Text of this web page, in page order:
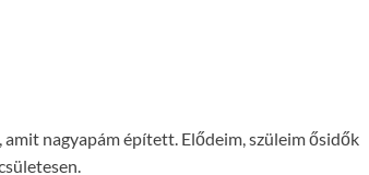
amit nagyapám épített. Elődeim, szüleim ősidők